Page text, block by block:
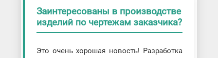
Заинтересованы в производстве
изделий по чертежам заказчика?
Это очень хорошая новость! Разработка